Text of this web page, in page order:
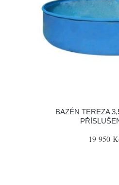
BAZÉN TEREZA
19 950